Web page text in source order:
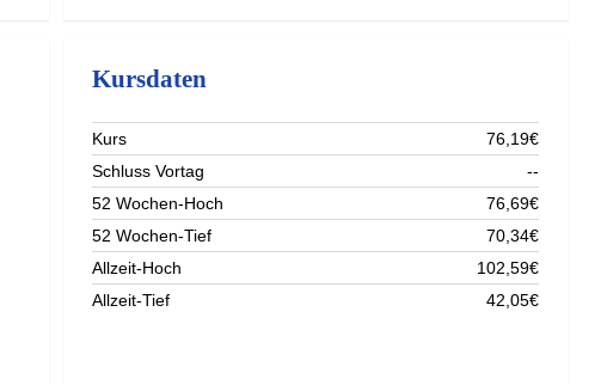
Kursdaten
Kurs
76,19€
Schluss Vortag
--
52 Wochen-Hoch
76,69€
52 Wochen-Tief
70,34€
Allzeit-Hoch
102,59€
Allzeit-Tief
42,05€